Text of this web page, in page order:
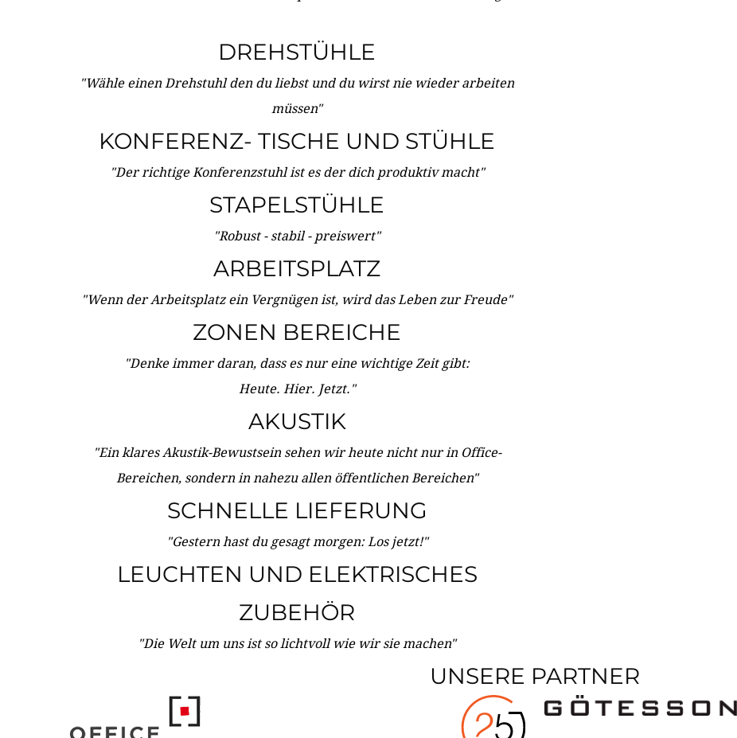
DREHSTÜHLE
"Wähle einen Drehstuhl den du liebst und du wirst nie wieder arbeiten
müssen"
KONFERENZ- TISCHE UND STÜHLE
"Der richtige Konferenzstuhl ist es der dich produktiv macht"
STAPELSTÜHLE
"Robust - stabil - preiswert"
ARBEITSPLATZ
"Wenn der Arbeitsplatz ein Vergnügen ist, wird das Leben zur Freude"
ZONEN BEREICHE
"Denke immer daran, dass es nur eine wichtige Zeit gibt:
Heute. Hier. Jetzt."
AKUSTIK
"Ein klares Akustik-Bewustsein sehen wir heute nicht nur in Office-
Bereichen, sondern in nahezu allen öffentlichen Bereichen"
SCHNELLE LIEFERUNG
"Gestern hast du gesagt morgen: Los jetzt!"
LEUCHTEN UND ELEKTRISCHES
ZUBEHÖR
"Die Welt um uns ist so lichtvoll wie wir sie machen"
UNSERE PARTNER